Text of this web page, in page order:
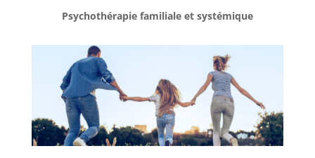
Psychothérapie familiale et systémique